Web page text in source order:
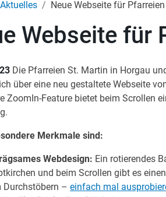
Aktuelles Neue Webseite für
Webseite für
Die Pfarreien St. Martin in Horgau
über eine neu gestaltete Webseite
ZoomIn-Feature bietet beim Scrollen
Merkmale sind:
Webdesign: Ein rotierendes
und beim Scrollen gibt es
Durchstöbern – einfach mal